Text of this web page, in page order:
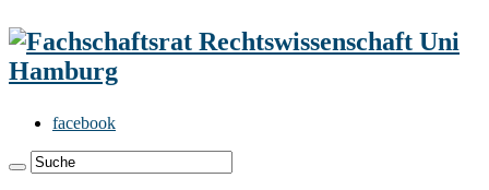
facebook